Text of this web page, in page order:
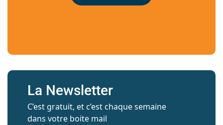
La Newsletter
C’est gratuit, et c’est chaque semaine
dans votre boite mail